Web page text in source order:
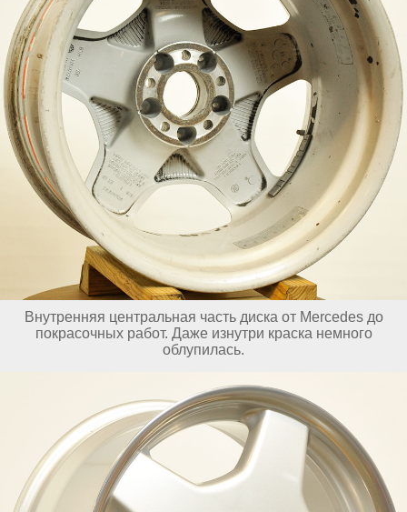
Внутренняя центральная часть диска от Mercedes до
покрасочных работ. Даже изнутри краска немного
облупилась.